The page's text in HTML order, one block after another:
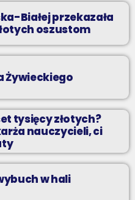
Białej przekazała
oszustom
Żywieckiego
tysięcy złotych?
nauczycieli, ci
w hali